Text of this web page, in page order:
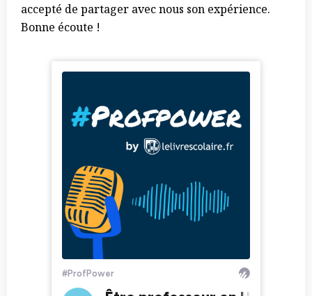
accepté de partager avec nous son expérience.
Bonne écoute !